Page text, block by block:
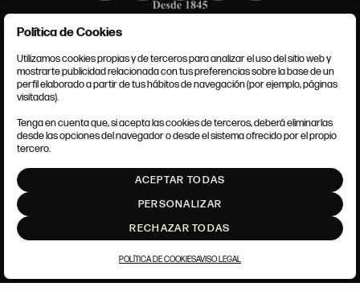
CONDICIONES GENERALES
POLÍTICA DE COOKIES
AJUSTE DE COOKIES
Política de Cookies
Utilizamos cookies propias y de terceros para analizar el uso del sitio web y
mostrarte publicidad relacionada con tus preferencias sobre la base de un
perfil elaborado a partir de tus hábitos de navegación (por ejemplo, páginas
visitadas).
Tenga en cuenta que, si acepta las cookies de terceros, deberá eliminarlas
desde las opciones del navegador o desde el sistema ofrecido por el propio
tercero.
ACEPTAR TODAS
PERSONALIZAR
RECHAZAR TODAS
POLÍTICA DE COOKIESAVISO LEGAL